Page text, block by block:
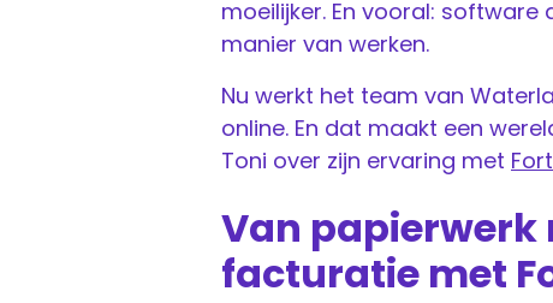
moeilijker. En vooral:
manier van werken.
Nu werkt het team van
online. En dat maakt een
Toni over zijn ervaring met
Van papierwerk
facturatie met